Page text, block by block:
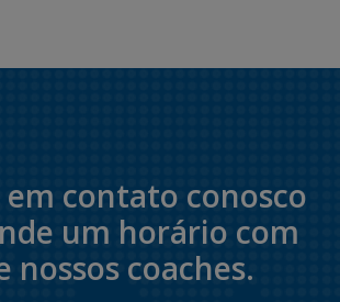
em contato conosco
um horário com
nossos coaches.